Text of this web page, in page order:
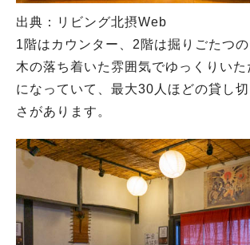
出典：リビング北摂Web
1階はカウンター、2階は掘りごたつの
木の落ち着いた雰囲気でゆっくりいた
になっていて、最大30人ほどの貸し
さがあります。